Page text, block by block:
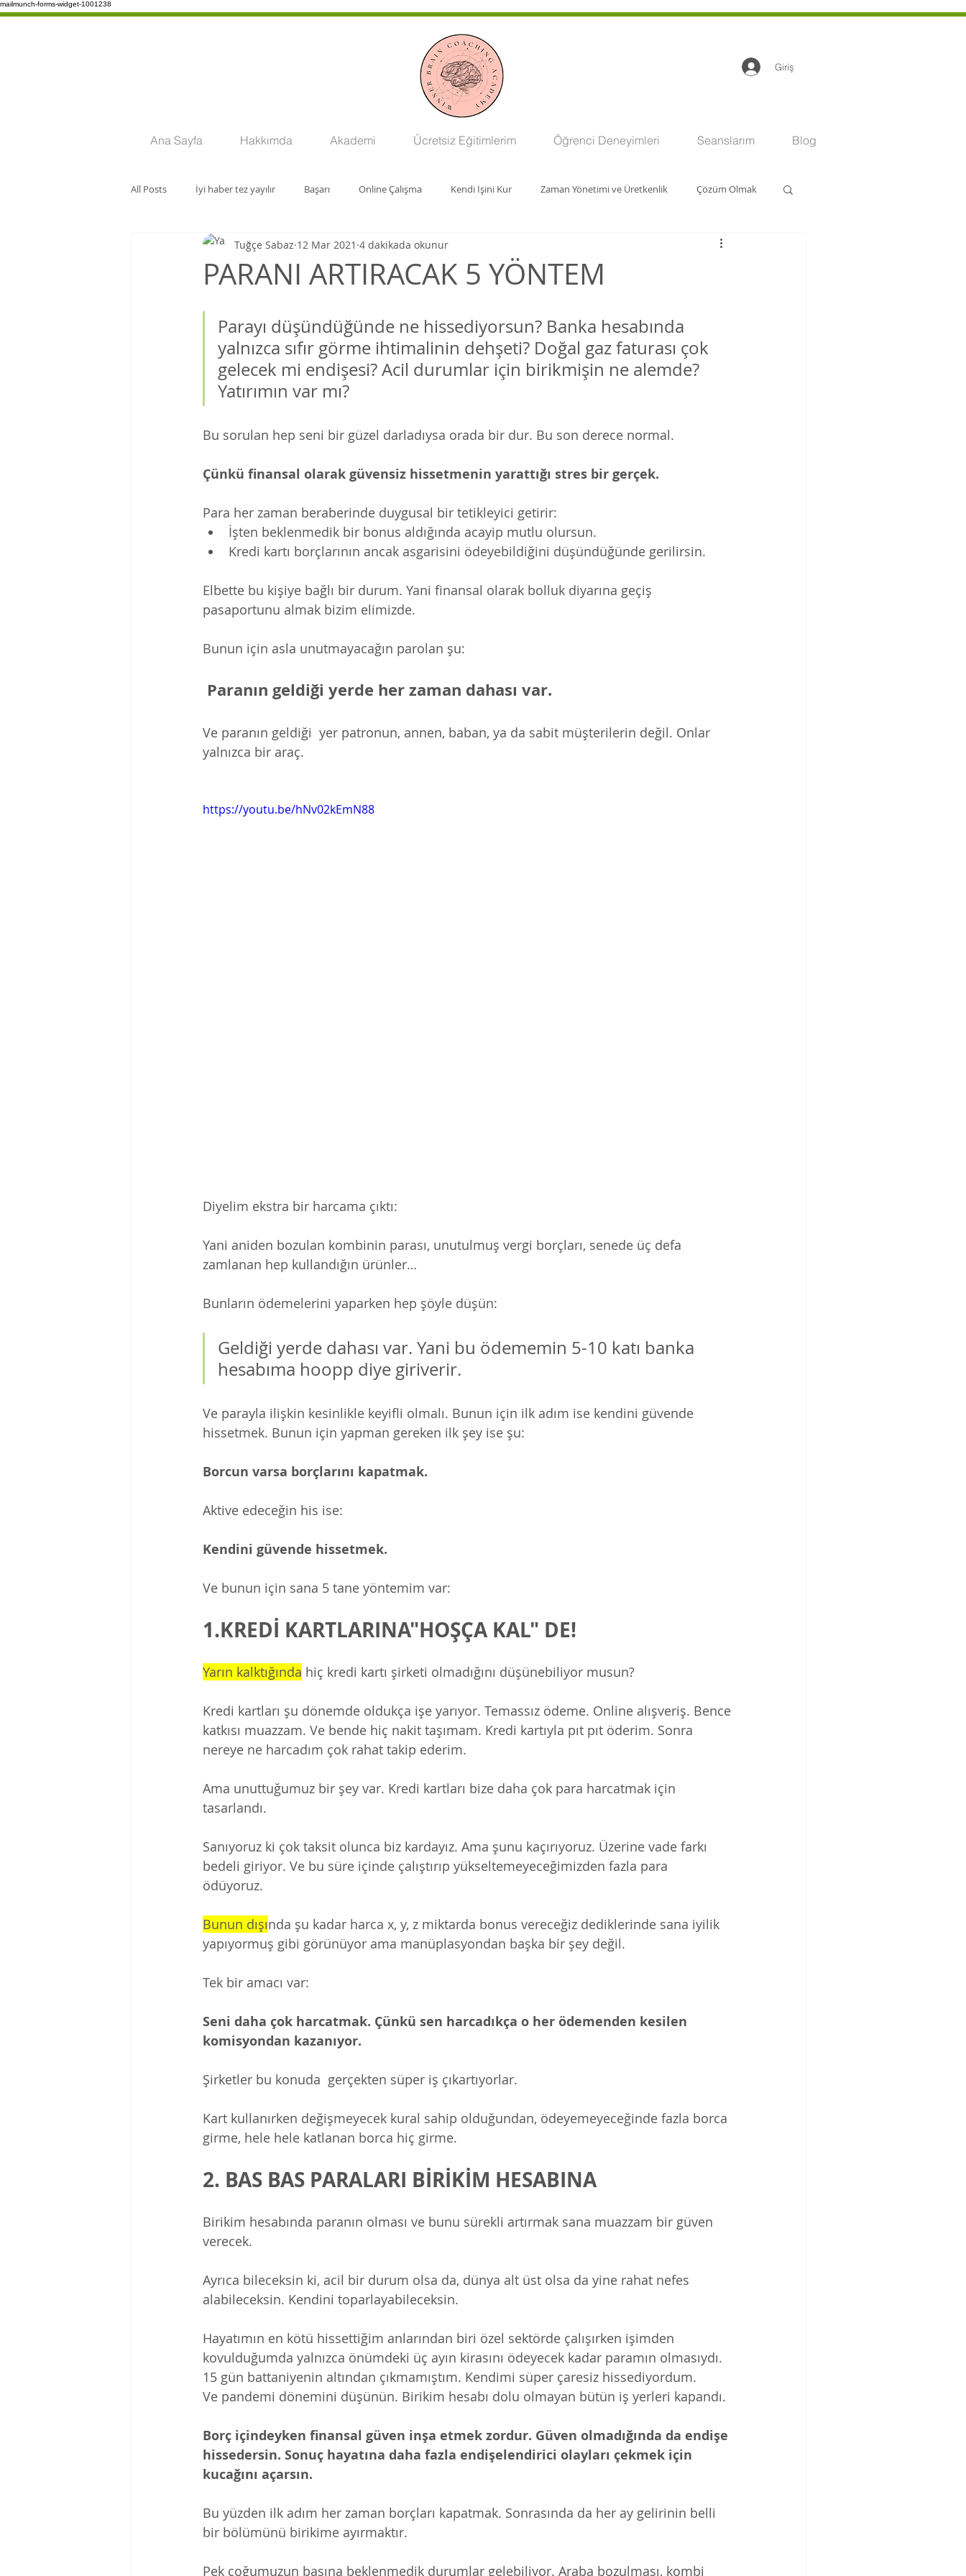
mailmunch-forms-widget-1001238
Giriş
Ana Sayfa Hakkımda Akademi Ücretsiz Eğitimlerim Öğrenci Deneyimleri Seanslarım Blog
All Posts İyi haber tez yayılır Başarı Online Çalışma Kendi İşini Kur Zaman Yönetimi ve Üretkenlik Çözüm Olmak
PARANI ARTIRACAK 5 YÖNTEM
Tuğçe Sabaz 12 Mar 2021 4 dakikada okunur
Parayı düşündüğünde ne hissediyorsun? Banka hesabında
yalnızca sıfır görme ihtimalinin dehşeti? Doğal gaz faturası çok
gelecek mi endişesi? Acil durumlar için birikmişin ne alemde?
Yatırımın var mı?
Bu sorulan hep seni bir güzel darladıysa orada bir dur. Bu son derece normal.
Çünkü finansal olarak güvensiz hissetmenin yarattığı stres bir gerçek.
Para her zaman beraberinde duygusal bir tetikleyici getirir:
İşten beklenmedik bir bonus aldığında acayip mutlu olursun.
Kredi kartı borçlarının ancak asgarisini ödeyebildiğini düşündüğünde gerilirsin.
Elbette bu kişiye bağlı bir durum. Yani finansal olarak bolluk diyarına geçiş
pasaportunu almak bizim elimizde.
Bunun için asla unutmayacağın parolan şu:
Paranın geldiği yerde her zaman dahası var.
Ve paranın geldiği  yer patronun, annen, baban, ya da sabit müşterilerin değil. Onlar
yalnızca bir araç.
https://youtu.be/hNv02kEmN88
Diyelim ekstra bir harcama çıktı:
Yani aniden bozulan kombinin parası, unutulmuş vergi borçları, senede üç defa
zamlanan hep kullandığın ürünler…
Bunların ödemelerini yaparken hep şöyle düşün:
Geldiği yerde dahası var. Yani bu ödememin 5-10 katı banka
hesabıma hoopp diye giriverir.
Ve parayla ilişkin kesinlikle keyifli olmalı. Bunun için ilk adım ise kendini güvende
hissetmek. Bunun için yapman gereken ilk şey ise şu:
Borcun varsa borçlarını kapatmak.
Aktive edeceğin his ise:
Kendini güvende hissetmek.
Ve bunun için sana 5 tane yöntemim var:
1.KREDİ KARTLARINA"HOŞÇA KAL" DE!
Yarın kalktığında hiç kredi kartı şirketi olmadığını düşünebiliyor musun?
Kredi kartları şu dönemde oldukça işe yarıyor. Temassız ödeme. Online alışveriş. Bence
katkısı muazzam. Ve bende hiç nakit taşımam. Kredi kartıyla pıt pıt öderim. Sonra
nereye ne harcadım çok rahat takip ederim.
Ama unuttuğumuz bir şey var. Kredi kartları bize daha çok para harcatmak için
tasarlandı.
Sanıyoruz ki çok taksit olunca biz kardayız. Ama şunu kaçırıyoruz. Üzerine vade farkı
bedeli giriyor. Ve bu süre içinde çalıştırıp yükseltemeyeceğimizden fazla para
ödüyoruz.
Bunun dışında şu kadar harca x, y, z miktarda bonus vereceğiz dediklerinde sana iyilik
yapıyormuş gibi görünüyor ama manüplasyondan başka bir şey değil.
Tek bir amacı var:
Seni daha çok harcatmak. Çünkü sen harcadıkça o her ödemenden kesilen
komisyondan kazanıyor.
Şirketler bu konuda  gerçekten süper iş çıkartıyorlar.
Kart kullanırken değişmeyecek kural sahip olduğundan, ödeyemeyeceğinde fazla borca
girme, hele hele katlanan borca hiç girme.
2. BAS BAS PARALARI BİRİKİM HESABINA
Birikim hesabında paranın olması ve bunu sürekli artırmak sana muazzam bir güven
verecek.
Ayrıca bileceksin ki, acil bir durum olsa da, dünya alt üst olsa da yine rahat nefes
alabileceksin. Kendini toparlayabileceksin.
Hayatımın en kötü hissettiğim anlarından biri özel sektörde çalışırken işimden
kovulduğumda yalnızca önümdeki üç ayın kirasını ödeyecek kadar paramın olmasıydı.
15 gün battaniyenin altından çıkmamıştım. Kendimi süper çaresiz hissediyordum.
Ve pandemi dönemini düşünün. Birikim hesabı dolu olmayan bütün iş yerleri kapandı.
Borç içindeyken finansal güven inşa etmek zordur. Güven olmadığında da endişe
hissedersin. Sonuç hayatına daha fazla endişelendirici olayları çekmek için
kucağını açarsın.
Bu yüzden ilk adım her zaman borçları kapatmak. Sonrasında da her ay gelirinin belli
bir bölümünü birikime ayırmaktır.
Pek çoğumuzun başına beklenmedik durumlar gelebiliyor. Araba bozulması, kombi